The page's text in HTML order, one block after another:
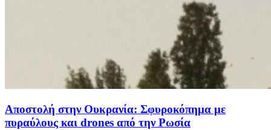
Αποστολή στην Ουκρανία: Σφυροκόπημα με
πυραύλους και drones από την Ρωσία